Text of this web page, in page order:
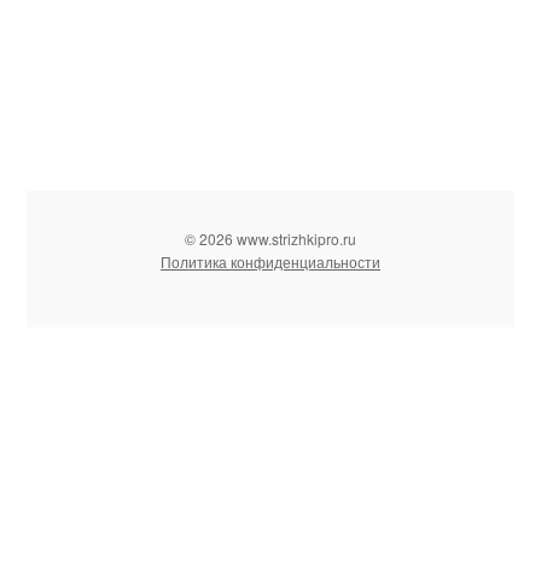
© 2026 www.strizhkipro.ru
Политика конфиденциальности